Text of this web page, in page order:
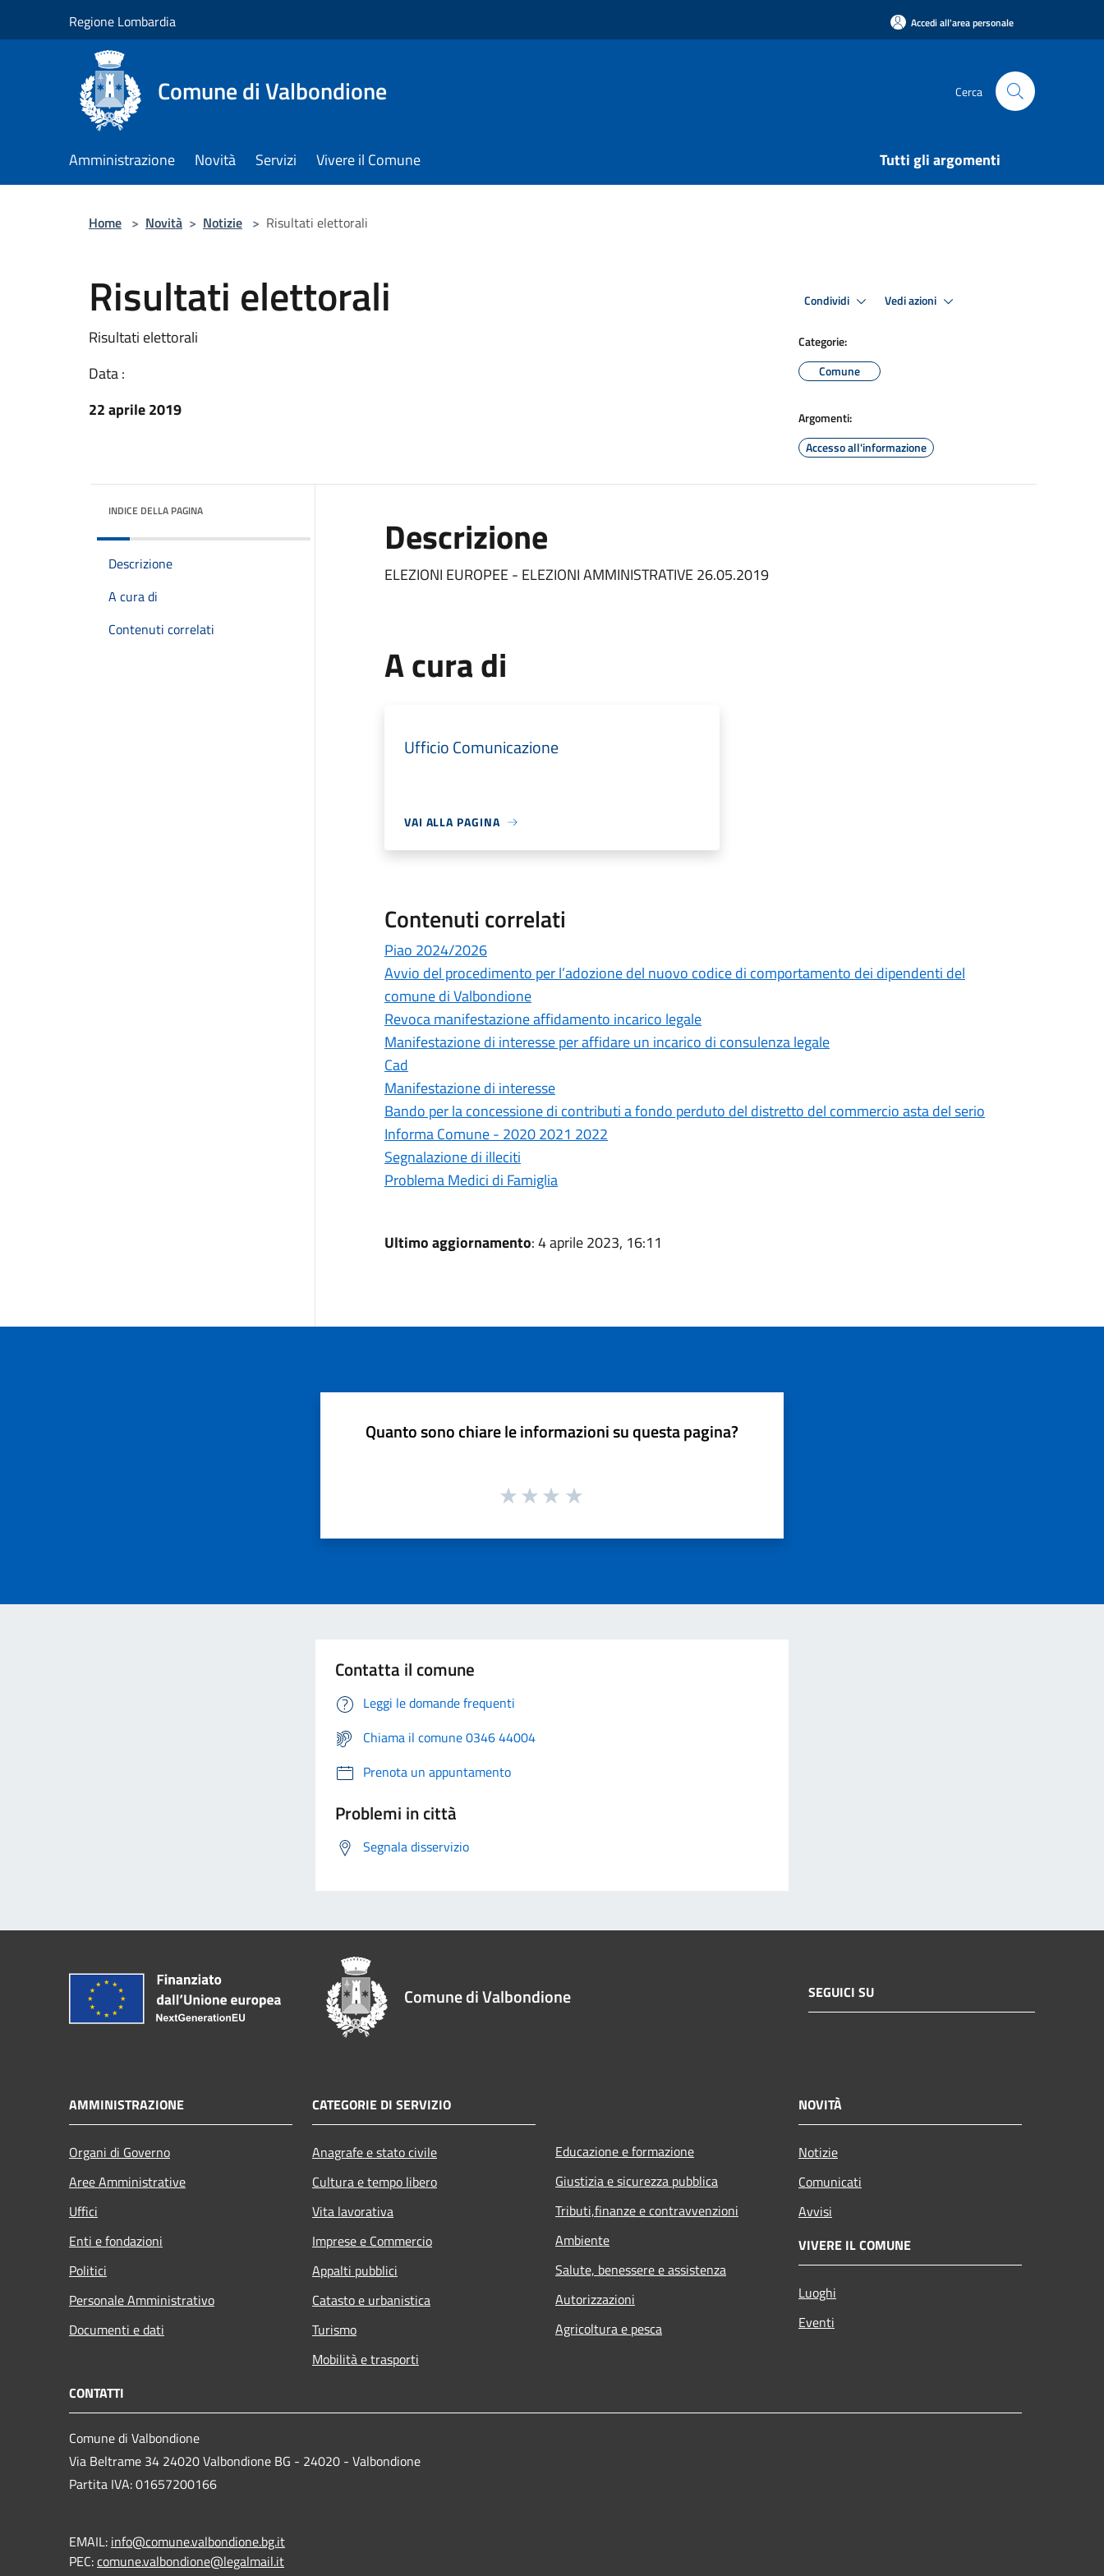
Regione Lombardia Accedi all'area personale
Comune di Valbondione Cerca
Amministrazione Novità Servizi Vivere il Comune Tutti gli argomenti
Home > Novità > Notizie > Risultati elettorali
Risultati elettorali
Risultati elettorali
Data :
22 aprile 2019
Condividi Vedi azioni
Categorie:
Comune
Argomenti:
Accesso all'informazione
INDICE DELLA PAGINA
Descrizione
A cura di
Contenuti correlati
Descrizione
ELEZIONI EUROPEE - ELEZIONI AMMINISTRATIVE 26.05.2019
A cura di
Ufficio Comunicazione
VAI ALLA PAGINA
Contenuti correlati
Piao 2024/2026
Avvio del procedimento per l’adozione del nuovo codice di comportamento dei dipendenti del
comune di Valbondione
Revoca manifestazione affidamento incarico legale
Manifestazione di interesse per affidare un incarico di consulenza legale
Cad
Manifestazione di interesse
Bando per la concessione di contributi a fondo perduto del distretto del commercio asta del serio
Informa Comune - 2020 2021 2022
Segnalazione di illeciti
Problema Medici di Famiglia
Ultimo aggiornamento: 4 aprile 2023, 16:11
Quanto sono chiare le informazioni su questa pagina?
Contatta il comune
Leggi le domande frequenti
Chiama il comune 0346 44004
Prenota un appuntamento
Problemi in città
Segnala disservizio
Comune di Valbondione SEGUICI SU
AMMINISTRAZIONE
Organi di Governo
Aree Amministrative
Uffici
Enti e fondazioni
Politici
Personale Amministrativo
Documenti e dati
CATEGORIE DI SERVIZIO
Anagrafe e stato civile
Cultura e tempo libero
Vita lavorativa
Imprese e Commercio
Appalti pubblici
Catasto e urbanistica
Turismo
Mobilità e trasporti
Educazione e formazione
Giustizia e sicurezza pubblica
Tributi,finanze e contravvenzioni
Ambiente
Salute, benessere e assistenza
Autorizzazioni
Agricoltura e pesca
NOVITÀ
Notizie
Comunicati
Avvisi
VIVERE IL COMUNE
Luoghi
Eventi
CONTATTI
Comune di Valbondione
Via Beltrame 34 24020 Valbondione BG - 24020 - Valbondione
Partita IVA: 01657200166
EMAIL: info@comune.valbondione.bg.it
PEC:comune.valbondione@legalmail.it